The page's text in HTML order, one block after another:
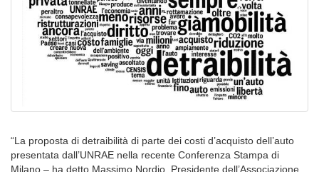
“La proposta di detraibilità di parte dei costi d’acquisto dell’auto
presentata dall’UNRAE nella recente Conferenza Stampa di
Milano – ha detto Massimo Nordio, Presidente dell’Associazione